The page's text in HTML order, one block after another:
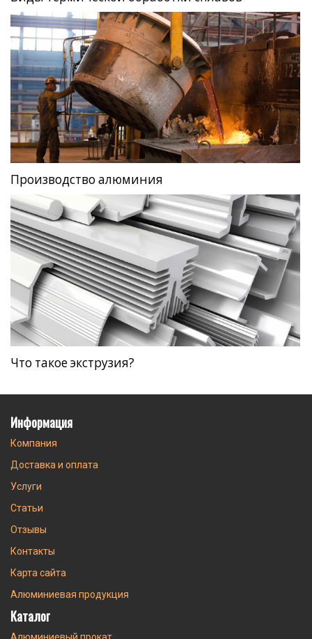
Производство алюминия
Что такое экструзия?
Информация
Компания
Доставка и оплата
Услуги
Статьи
Отзывы
Контакты
Карта сайта
Алюминиевая продукция
Каталог